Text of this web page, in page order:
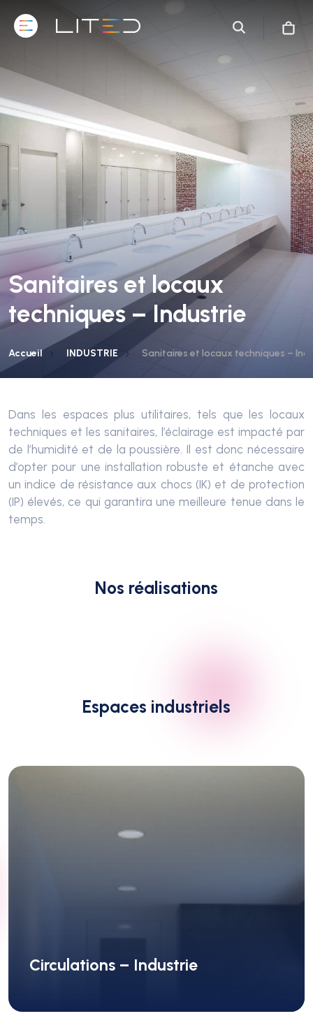
Sanitaires et locaux
techniques – Industrie
Accueil INDUSTRIE Sanitaires et locaux techniques –
Dans les espaces plus utilitaires, tels que les locaux
techniques et les sanitaires, l’éclairage est impacté par
de l’humidité et de la poussière. Il est donc nécessaire
d’opter pour une installation robuste et étanche avec
un indice de résistance aux chocs (IK) et de protection
(IP) élevés, ce qui garantira une meilleure tenue dans le
temps.
Nos réalisations
Espaces industriels
Circulations – Industrie